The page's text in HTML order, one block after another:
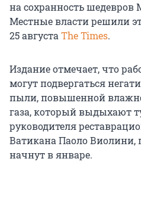
на сохранность шедевров
Местные власти решили
25 августа The Times.
Издание отмечает, что
могут подвергаться
пыли, повышенной
газа, который выдыхают
руководителя
Ватикана Паоло Виолини,
начнут в январе.